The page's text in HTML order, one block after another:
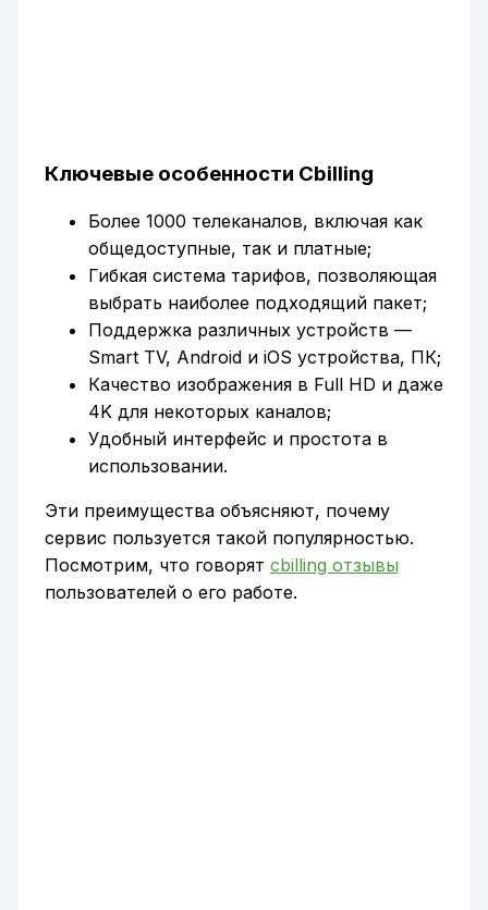
Ключевые особенности Cbilling
Более 1000 телеканалов, включая как
общедоступные, так и платные;
Гибкая система тарифов, позволяющая
выбрать наиболее подходящий пакет;
Поддержка различных устройств —
Smart TV, Android и iOS устройства, ПК;
Качество изображения в Full HD и даже
4K для некоторых каналов;
Удобный интерфейс и простота в
использовании.
Эти преимущества объясняют, почему
сервис пользуется такой популярностью.
Посмотрим, что говорят cbilling отзывы
пользователей о его работе.